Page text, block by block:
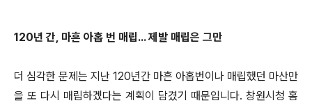
120년 간, 마흔 아홉 번 매립... 제발 매립은 그만
더 심각한 문제는 지난 120년간 마흔 아홉번이나 매립했던 마산만
을 또 다시 매립하겠다는 계획이 담겼기 때문입니다. 창원시청 홈